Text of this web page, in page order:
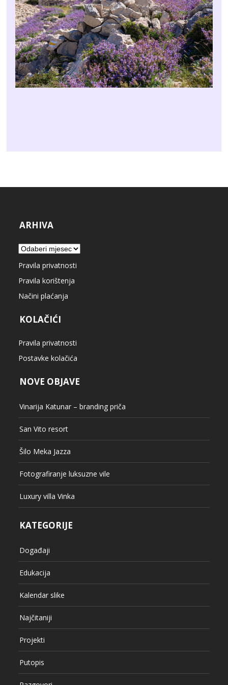
ARHIVA
Arhiva
Pravila privatnosti
Pravila korištenja
Načini plaćanja
KOLAČIĆI
Pravila privatnosti
Postavke kolačića
NOVE OBJAVE
Vinarija Katunar – branding priča
San Vito resort
Šilo Meka Jazza
Fotografiranje luksuzne vile
Luxury villa Vinka
KATEGORIJE
Događaji
Edukacija
Kalendar slike
Najčitaniji
Projekti
Putopis